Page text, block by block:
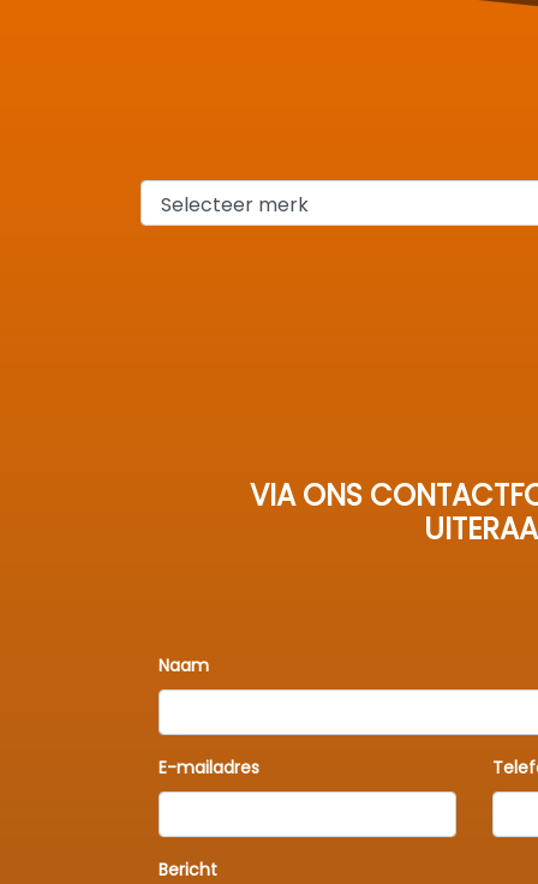
VIA ONS
Naam
E-mailadres
Bericht